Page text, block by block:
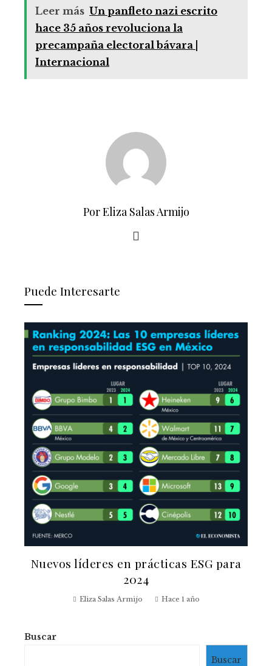
Leer más Un panfleto nazi escrito
hace 35 años revoluciona la
precampaña electoral bávara |
Internacional
Por Eliza Salas Armijo
Puede Interesarte
Nuevos líderes en prácticas ESG para
2024
Eliza Salas Armijo Hace 1 año
Buscar
Buscar